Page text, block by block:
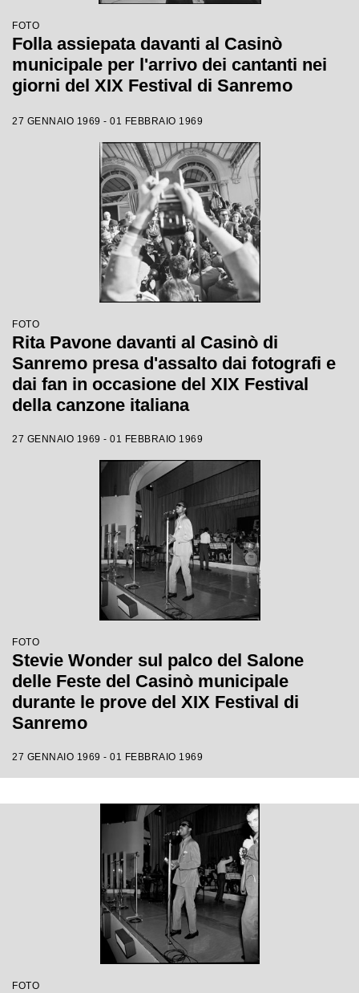
FOTO
Folla assiepata davanti al Casinò
municipale per l'arrivo dei cantanti nei
giorni del XIX Festival di Sanremo
27 GENNAIO 1969 - 01 FEBBRAIO 1969
FOTO
Rita Pavone davanti al Casinò di
Sanremo presa d'assalto dai fotografi e
dai fan in occasione del XIX Festival
della canzone italiana
27 GENNAIO 1969 - 01 FEBBRAIO 1969
FOTO
Stevie Wonder sul palco del Salone
delle Feste del Casinò municipale
durante le prove del XIX Festival di
Sanremo
27 GENNAIO 1969 - 01 FEBBRAIO 1969
FOTO